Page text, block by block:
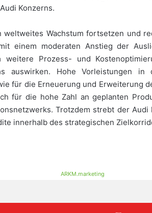
Konzerns.
Wachstum fortsetzen und
einem moderaten Anstieg der
weitere Prozess- und
auswirken. Hohe Vorleistungen
für die Erneuerung und Erweiterung
für die hohe Zahl an geplanten
Trotzdem strebt der Audi
innerhalb des strategischen
ARKM.marketing